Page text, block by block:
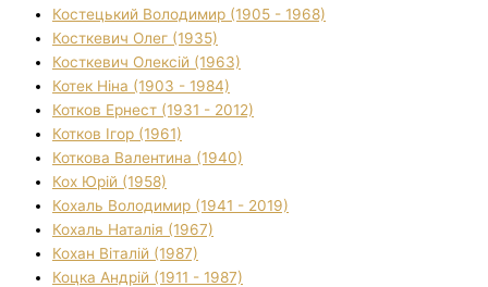
Костецький Володимир (1905 - 1968)
Косткевич Олег (1935)
Косткевич Олексій (1963)
Котек Ніна (1903 - 1984)
Котков Ернест (1931 - 2012)
Котков Ігор (1961)
Коткова Валентина (1940)
Кох Юрій (1958)
Кохаль Володимир (1941 - 2019)
Кохаль Наталія (1967)
Кохан Віталій (1987)
Коцка Андрій (1911 - 1987)